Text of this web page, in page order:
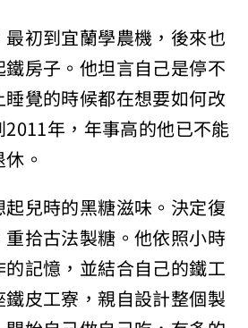
初到宜蘭學農機，後來也
房子。他坦言自己是停不
覺的時候都在想要如何改
年，年事高的他已不能
。
兒時的黑糖滋味。決定復
拾古法製糖。他依照小時
記憶，並結合自己的鐵工
皮工寮，親自設計整個製